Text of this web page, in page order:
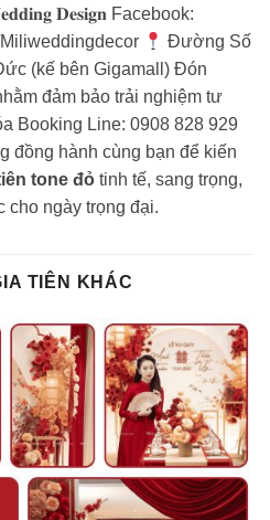
𝐃𝐞𝐬𝐢𝐠𝐧 Facebook:
Đường Số
(kế bên Gigamall) Đón
đảm bảo trải nghiệm tư
Booking Line: 0908 828 929
đồng hành cùng bạn để kiến
tone đỏ tinh tế, sang trọng,
cho ngày trọng đại.
TIÊN KHÁC